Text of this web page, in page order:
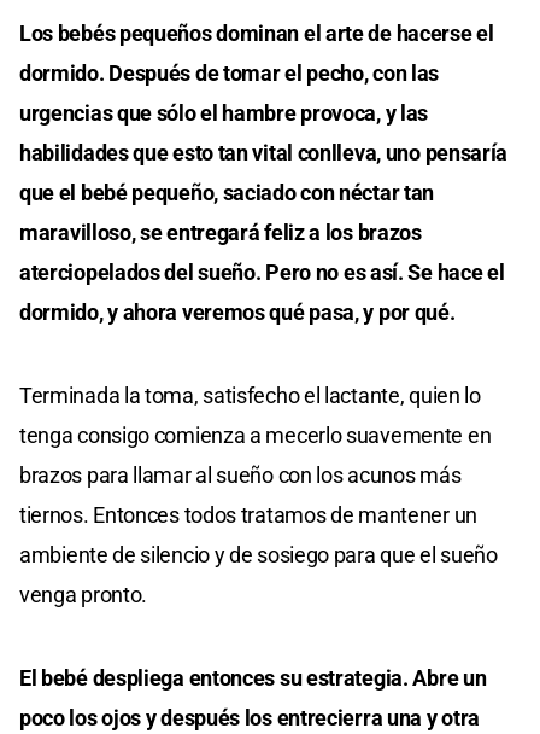
Los bebés pequeños dominan el arte de hacerse el
dormido. Después de tomar el pecho, con las
urgencias que sólo el hambre provoca, y las
habilidades que esto tan vital conlleva, uno pensaría
que el bebé pequeño, saciado con néctar tan
maravilloso, se entregará feliz a los brazos
aterciopelados del sueño. Pero no es así. Se hace el
dormido, y ahora veremos qué pasa, y por qué.
Terminada la toma, satisfecho el lactante, quien lo
tenga consigo comienza a mecerlo suavemente en
brazos para llamar al sueño con los acunos más
tiernos. Entonces todos tratamos de mantener un
ambiente de silencio y de sosiego para que el sueño
venga pronto.
El bebé despliega entonces su estrategia. Abre un
poco los ojos y después los entrecierra una y otra